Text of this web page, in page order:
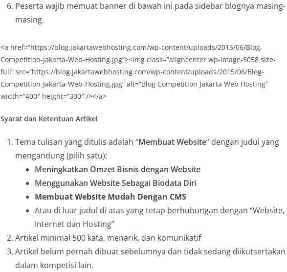
Peserta wajib memuat banner di bawah ini pada sidebar blognya masing-
masing.
<a href=”https://blog.jakartawebhosting.com/wp-content/uploads/2015/06/Blog-
Competition-Jakarta-Web-Hosting.jpg”><img class=”aligncenter wp-image-5058 size-
full” src=”https://blog.jakartawebhosting.com/wp-content/uploads/2015/06/Blog-
Competition-Jakarta-Web-Hosting.jpg” alt=”Blog Competition Jakarta Web Hosting”
width=”400″ height=”300″ /></a>
Syarat dan Ketentuan Artikel
Tema tulisan yang ditulis adalah “Membuat Website” dengan judul yang
mengandung (pilih satu):
Meningkatkan Omzet Bisnis dengan Website
Menggunakan Website Sebagai Biodata Diri
Membuat Website Mudah Dengan CMS
Atau di luar judul di atas yang tetap berhubungan dengan “Website,
Internet dan Hosting”
Artikel minimal 500 kata, menarik, dan komunikatif
Artikel belum pernah dibuat sebelumnya dan tidak sedang diikutsertakan
dalam kompetisi lain.